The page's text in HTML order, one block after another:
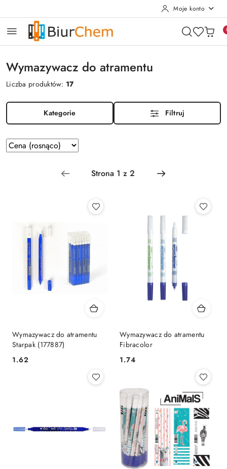
Moje konto
Wymazywacz do atramentu
Liczba produktów: 17
Kategorie Filtruj
Zastosowano
sortowanie:
Sortuj
według
Wymazywacz do atramentu
Starpak (177887)
Cena:
1.62
Wymazywacz do atramentu
Fibracolor
Cena:
1.74